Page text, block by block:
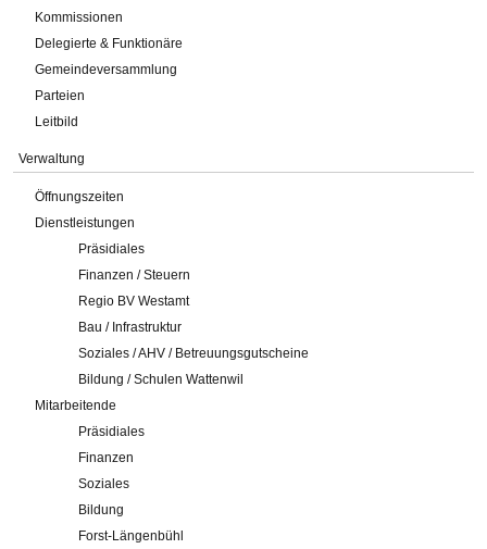
Kommissionen
Delegierte & Funktionäre
Gemeindeversammlung
Parteien
Leitbild
Verwaltung
Öffnungszeiten
Dienstleistungen
Präsidiales
Finanzen / Steuern
Regio BV Westamt
Bau / Infrastruktur
Soziales / AHV / Betreuungsgutscheine
Bildung / Schulen Wattenwil
Mitarbeitende
Präsidiales
Finanzen
Soziales
Bildung
Forst-Längenbühl